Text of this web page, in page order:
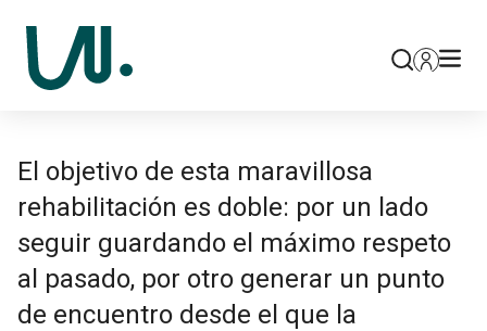
El objetivo de esta maravillosa
rehabilitación es doble: por un lado
seguir guardando el máximo respeto
al pasado, por otro generar un punto
de encuentro desde el que la